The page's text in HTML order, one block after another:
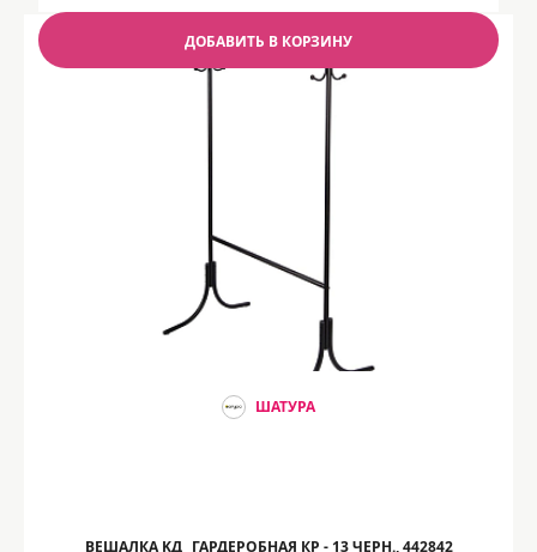
ДОБАВИТЬ В КОРЗИНУ
ШАТУРА
ВЕШАЛКА KД_ ГАРДЕРОБНАЯ КР - 13 ЧЕРН., 442842